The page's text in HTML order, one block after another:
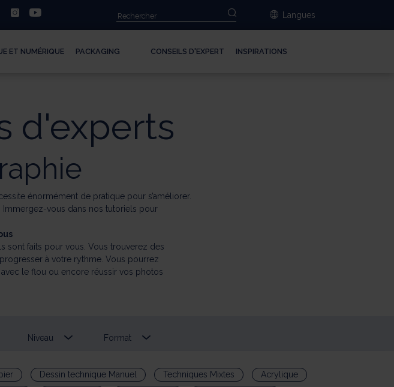
facebookinstagram Langues
ET NUMÉRIQUE PACKAGING CONSEILS D'EXPERT INSPIRATIONS
d'experts
énormément de pratique pour s’améliorer.
Immergez-vous dans nos tutoriels pour
sont faits pour vous. Vous trouverez des
à votre rythme. Vous pourrez
le flou ou encore réussir vos photos
Niveau Format
Dessin technique Manuel Techniques Mixtes
Acrylique